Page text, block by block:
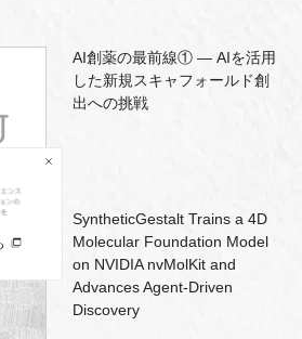
AI創薬の最前線① ― AIを活用
した新規スキャフォールド創
出への挑戦
SyntheticGestalt Trains a 4D
Molecular Foundation Model
on NVIDIA nvMolKit and
Advances Agent-Driven
Discovery